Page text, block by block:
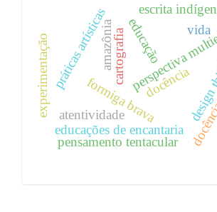
formiga brava
amazônia
educações de encantaria
educação
perspectiva
pensamento tentacular
docência
vida
cartografia
escrita
atentividade
práticas artísticas
experimentação